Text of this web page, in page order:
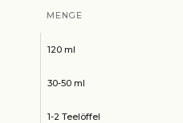
MENGE
120 ml
30-50 ml
1-2 Teelöffel